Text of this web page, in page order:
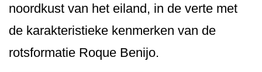
noordkust van het eiland, in de verte met
de karakteristieke kenmerken van de
rotsformatie Roque Benijo.